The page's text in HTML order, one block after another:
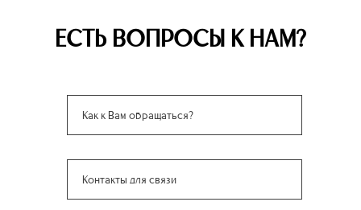
ЕСТЬ ВОПРОСЫ К НАМ?